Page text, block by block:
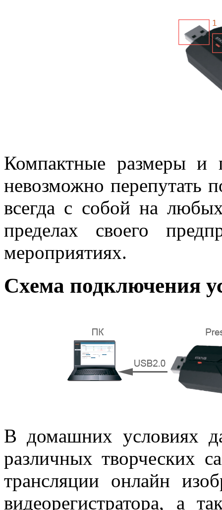
Компактные размеры и
невозможно перепутать
всегда с собой на
пределах своего
мероприятиях.
Схема подключения
В домашних условиях
различных творческих
трансляции онлайн
видеорегистратора, а